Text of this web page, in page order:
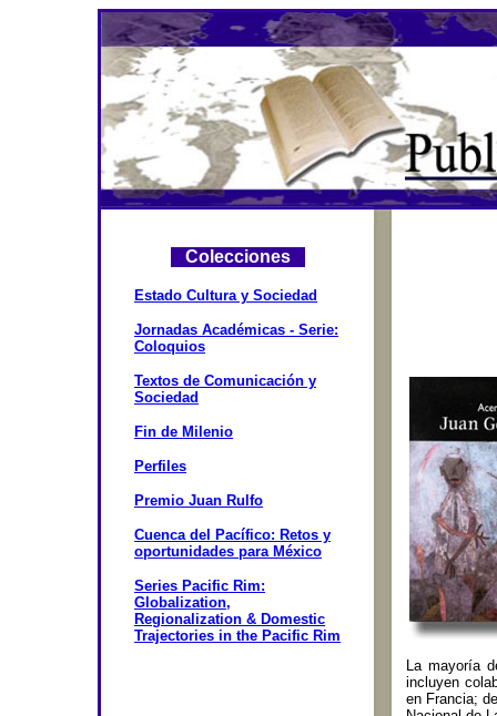
Colecciones
Estado Cultura y Sociedad
Jornadas Académicas - Serie:
Coloquios
Textos de Comunicación y
Sociedad
Fin de Milenio
Perfiles
Premio Juan Rulfo
Cuenca del Pacífico: Retos y
oportunidades para México
Series Pacific Rim:
Globalization,
Regionalization & Domestic
Trajectories in the Pacific Rim
La mayoría
incluyen
en Francia;